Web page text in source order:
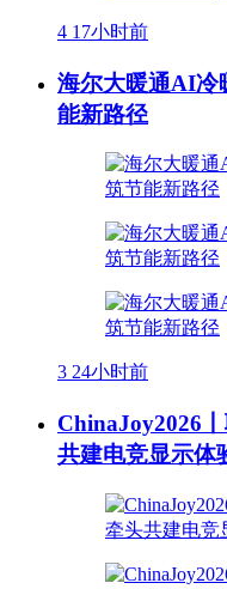
4 17小时前
海尔大暖通AI冷
能新路径
3 24小时前
ChinaJoy2026
共建电竞显示体